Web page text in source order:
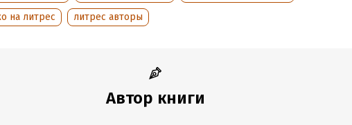
на литрес
литрес авторы
Автор книги